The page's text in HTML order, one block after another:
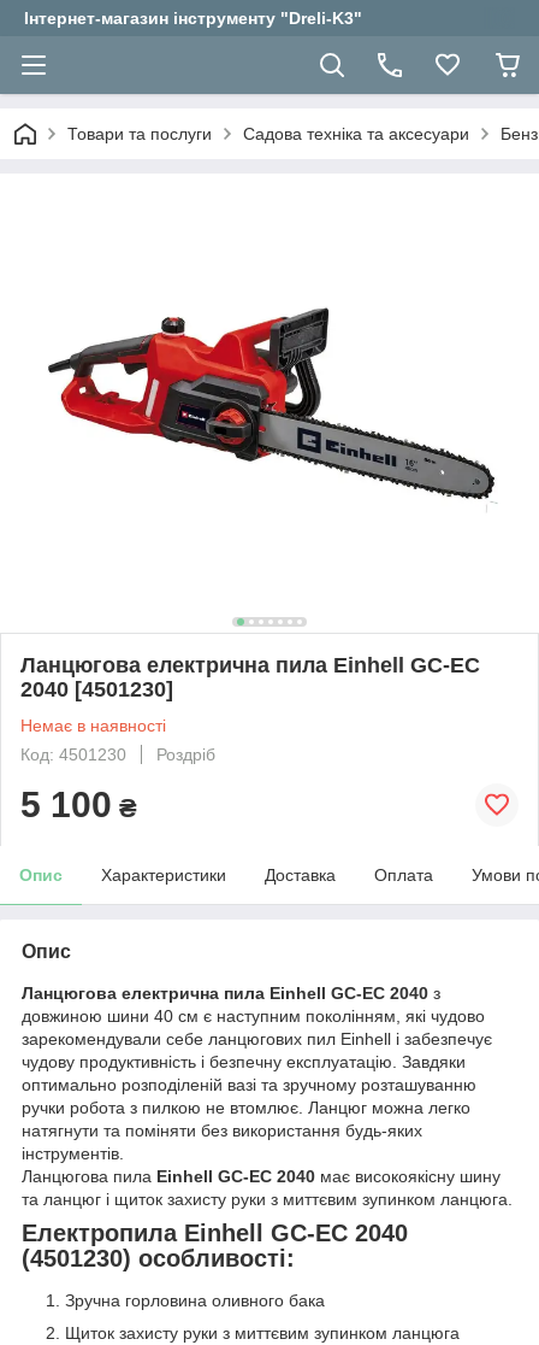
Інтернет-магазин інструменту "Dreli-K3"
Товари та послуги Садова техніка та аксесуари
Ланцюгова електрична пила Einhell GC-EC
2040 [4501230]
Немає в наявності
Код: 4501230
Роздріб
5 100 ₴
Опис Характеристики Доставка Оплата Умови
Опис
Ланцюгова електрична пила Einhell GC-EC 2040 з
довжиною шини 40 см є наступним поколінням, які чудово
зарекомендували себе ланцюгових пил Einhell і забезпечує
чудову продуктивність і безпечну експлуатацію. Завдяки
оптимально розподіленій вазі та зручному розташуванню
ручки робота з пилкою не втомлює. Ланцюг можна легко
натягнути та поміняти без використання будь-яких
інструментів.
Ланцюгова пила Einhell GC-EC 2040 має високоякісну шину
та ланцюг і щиток захисту руки з миттєвим зупинком ланцюга.
Електропила Einhell GC-EC 2040
(4501230) особливості:
Зручна горловина оливного бака
Щиток захисту руки з миттєвим зупинком ланцюга